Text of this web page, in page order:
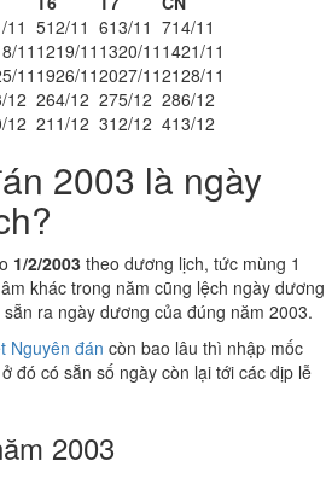
11 512/11 613/11 714/11
11 1219/11 1320/11 1421/11
111926/112027/112128/11
12 264/12 275/12 286/12
12 211/12 312/12 413/12
2003 là ngày
1/2/2003 theo dương lịch, tức mùng 1
khác trong năm cũng lệch ngày dương
ra ngày dương của đúng năm 2003.
Nguyên đán còn bao lâu thì nhập mốc
đó có sẵn số ngày còn lại tới các dịp lễ
2003